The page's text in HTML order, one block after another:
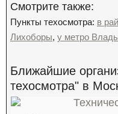
Смотрите также:
Пункты техосмотра: в
Лихоборы, у метро
Ближайшие
техосмотра" в